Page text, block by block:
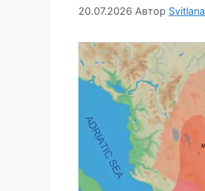
20.07.2026 Автор Svitlana